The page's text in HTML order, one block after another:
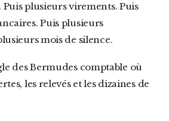
plusieurs virements. Puis
Puis plusieurs
mois de silence.
les relevés et les dizaines de